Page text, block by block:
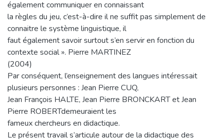
également communiquer en connaissant
la règles du jeu, c’est-à-dire il ne suffit pas simplement de
connaitre le système linguistique, il
faut également savoir surtout s’en servir en fonction du
contexte social ». Pierre MARTINEZ
(2004)
Par conséquent, l’enseignement des langues intéressait
plusieurs personnes : Jean Pierre CUQ,
Jean François HALTE, Jean Pierre BRONCKART et Jean
Pierre ROBERTdemeuraient les
fameux chercheurs en didactique.
Le présent travail s’articule autour de la didactique des